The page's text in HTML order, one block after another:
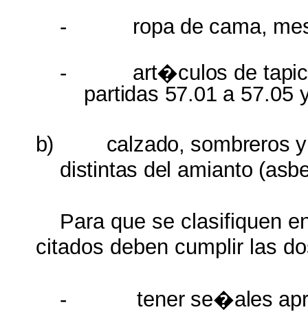
- ropa de cama,
-
art�culos de
partidas 57.01 a 57.05
b) calzado, sombreros y
distintas del amianto
Para que se clasifiquen
citados deben cumplir las
- tener se�ales